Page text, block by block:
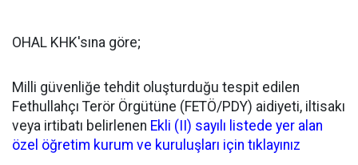
OHAL KHK'sına göre;
Milli güvenliğe tehdit oluşturduğu tespit edilen
Fethullahçı Terör Örgütüne (FETÖ/PDY) aidiyeti, iltisakı
veya irtibatı belirlenen Ekli (II) sayılı listede yer alan
özel öğretim kurum ve kuruluşları için tıklayınız